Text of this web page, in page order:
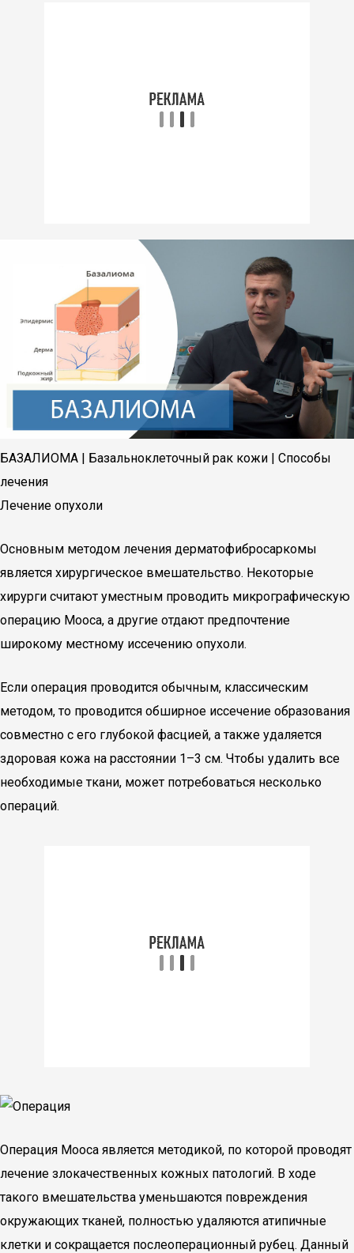
БАЗАЛИОМА | Базальноклеточный рак кожи | Способы
лечения
Лечение опухоли
Основным методом лечения дерматофибросаркомы
является хирургическое вмешательство. Некоторые
хирурги считают уместным проводить микрографическую
операцию Мооса, а другие отдают предпочтение
широкому местному иссечению опухоли.
Если операция проводится обычным, классическим
методом, то проводится обширное иссечение образования
совместно с его глубокой фасцией, а также удаляется
здоровая кожа на расстоянии 1–3 см. Чтобы удалить все
необходимые ткани, может потребоваться несколько
операций.
Операция Мооса является методикой, по которой проводят
лечение злокачественных кожных патологий. В ходе
такого вмешательства уменьшаются повреждения
окружающих тканей, полностью удаляются атипичные
клетки и сокращается послеоперационный рубец. Данный